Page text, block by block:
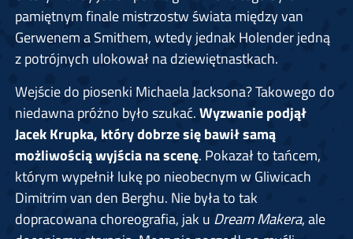
pamiętnym finale mistrzostw świata między van
Gerwenem a Smithem, wtedy jednak Holender jedną
z potrójnych ulokował na dziewiętnastkach.
Wejście do piosenki Michaela Jacksona? Takowego do
niedawna próżno było szukać.Wyzwanie podjął
Jacek Krupka, który dobrze się bawił samą
możliwością wyjścia na scenę. Pokazał to tańcem,
którym wypełnił lukę po nieobecnym w Gliwicach
Dimitrim van den Berghu. Nie była to tak
dopracowana choreografia, jak u Dream Makera, ale